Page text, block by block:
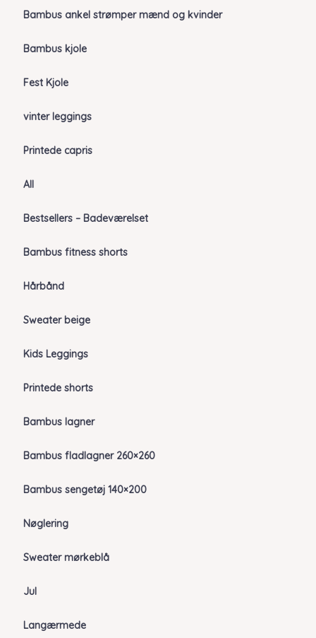
Bambus ankel strømper mænd og kvinder
Bambus kjole
Fest Kjole
vinter leggings
Printede capris
All
Bestsellers – Badeværelset
Bambus fitness shorts
Hårbånd
Sweater beige
Kids Leggings
Printede shorts
Bambus lagner
Bambus fladlagner 260×260
Bambus sengetøj 140×200
Nøglering
Sweater mørkeblå
Jul
Langærmede